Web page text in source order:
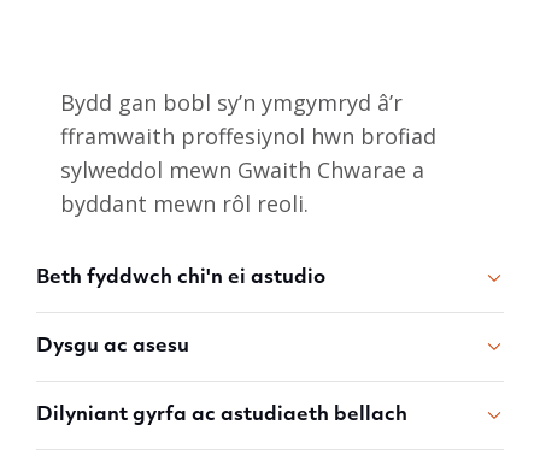
Bydd gan bobl sy’n ymgymryd â’r
fframwaith proffesiynol hwn brofiad
sylweddol mewn Gwaith Chwarae a
byddant mewn rôl reoli.
Beth fyddwch chi'n ei astudio
Dysgu ac asesu
Dilyniant gyrfa ac astudiaeth bellach